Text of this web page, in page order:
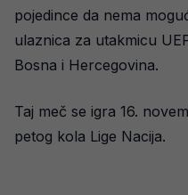
pojedince da nema
ulaznica za utakmicu
Bosna i Hercegovina.
Taj meč se igra 16.
petog kola Lige Nacija.